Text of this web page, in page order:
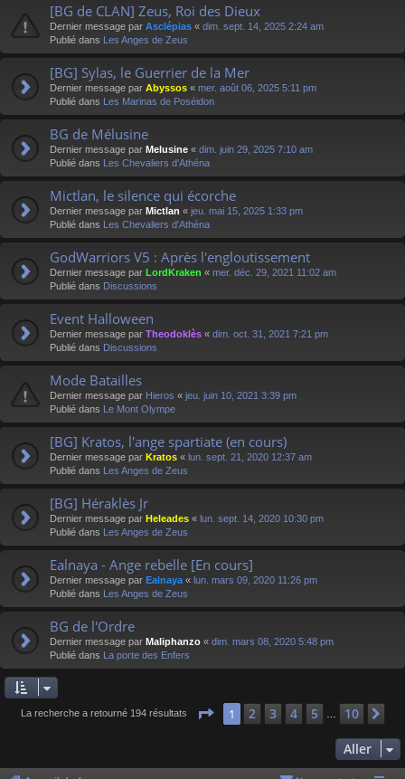
[BG de CLAN] Zeus, Roi des Dieux
Dernier message par Asclépias « dim. sept. 14, 2025 2:24 am
Publié dans Les Anges de Zeus
[BG] Sylas, le Guerrier de la Mer
Dernier message par Abyssos « mer. août 06, 2025 5:11 pm
Publié dans Les Marinas de Poséidon
BG de Mélusine
Dernier message par Melusine « dim. juin 29, 2025 7:10 am
Publié dans Les Chevaliers d'Athéna
Mictlan, le silence qui écorche
Dernier message par Mictlan « jeu. mai 15, 2025 1:33 pm
Publié dans Les Chevaliers d'Athéna
GodWarriors V5 : Après l'engloutissement
Dernier message par LordKraken « mer. déc. 29, 2021 11:02 am
Publié dans Discussions
Event Halloween
Dernier message par Theodoklès « dim. oct. 31, 2021 7:21 pm
Publié dans Discussions
Mode Batailles
Dernier message par Hieros « jeu. juin 10, 2021 3:39 pm
Publié dans Le Mont Olympe
[BG] Kratos, l'ange spartiate (en cours)
Dernier message par Kratos « lun. sept. 21, 2020 12:37 am
Publié dans Les Anges de Zeus
[BG] Héraklès Jr
Dernier message par Heleades « lun. sept. 14, 2020 10:30 pm
Publié dans Les Anges de Zeus
Ealnaya - Ange rebelle [En cours]
Dernier message par Ealnaya « lun. mars 09, 2020 11:26 pm
Publié dans Les Anges de Zeus
BG de l'Ordre
Dernier message par Maliphanzo « dim. mars 08, 2020 5:48 pm
Publié dans La porte des Enfers
La recherche a retourné 194 résultats Page 1sur 10
1 2 3 4 5 10
Aller